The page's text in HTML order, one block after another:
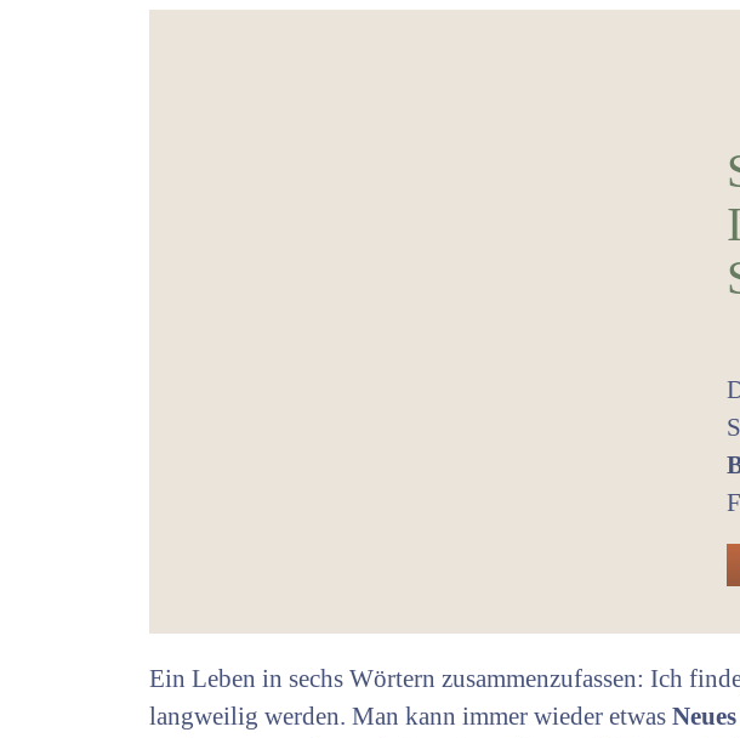
Ein Leben in sechs Wörtern zusammenzufassen: Ich
langweilig werden. Man kann immer wieder etwas Neues